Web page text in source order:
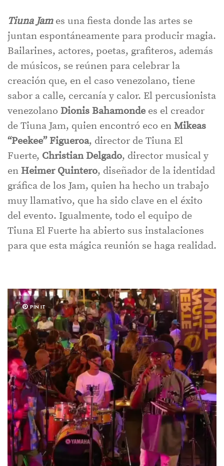
Tiuna James una fiesta donde las artes se
juntan espontáneamente para producir magia.
Bailarines, actores, poetas, grafiteros, además
de músicos, se reúnen para celebrar la
creación que, en el caso venezolano, tiene
sabor a calle, cercanía y calor. El percusionista
venezolano Dionis Bahamonde es el creador
de Tiuna Jam, quien encontró eco en Mikeas
“Peekee” Figueroa, director de Tiuna El
Fuerte, Christian Delgado, director musical y
en Heimer Quintero, diseñador de la identidad
gráfica de los Jam, quien ha hecho un trabajo
muy llamativo, que ha sido clave en el éxito
del evento. Igualmente, todo el equipo de
Tiuna El Fuerte ha abierto sus instalaciones
para que esta mágica reunión se haga realidad.
PIN IT